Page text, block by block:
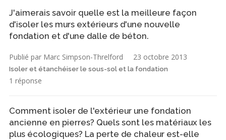
J'aimerais savoir quelle est la meilleure façon
d'isoler les murs extérieurs d'une nouvelle
fondation et d'une dalle de béton.
Publié par Marc Simpson-Threlford 23 octobre 2013
Isoler et étanchéiser le sous-sol et la fondation
1 réponse
Comment isoler de l'extérieur une fondation
ancienne en pierres? Quels sont les matériaux les
plus écologiques? La perte de chaleur est-elle